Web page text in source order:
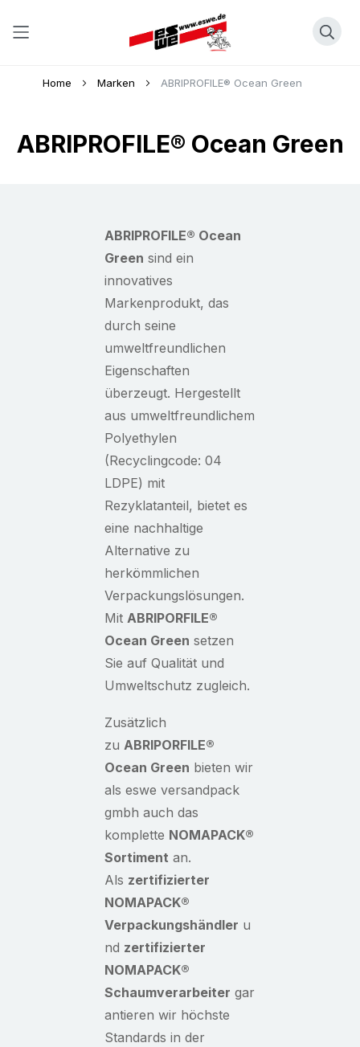
Home Marken ABRIPROFILE® Ocean Green
ABRIPROFILE® Ocean Green
ABRIPROFILE® Ocean
Green sind ein
innovatives
Markenprodukt, das
durch seine
umweltfreundlichen
Eigenschaften
überzeugt. Hergestellt
aus umweltfreundlichem
Polyethylen
(Recyclingcode: 04
LDPE) mit
Rezyklatanteil, bietet es
eine nachhaltige
Alternative zu
herkömmlichen
Verpackungslösungen.
Mit ABRIPORFILE®
Ocean Green setzen
Sie auf Qualität und
Umweltschutz zugleich.
Zusätzlich
zu ABRIPORFILE®
Ocean Green bieten wir
als eswe versandpack
gmbh auch das
komplette NOMAPACK®
Sortiment an.
Als zertifizierter
NOMAPACK®
Verpackungshändler u
nd zertifizierter
NOMAPACK®
Schaumverarbeiter gar
antieren wir höchste
Standards in der